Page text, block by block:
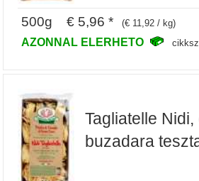
500g € 5,96 * (€ 11,92 / kg)
AZONNAL ELERHETO
Tagliatelle
buzadara